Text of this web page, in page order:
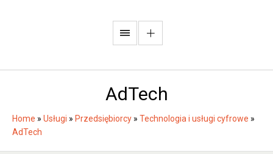
AdTech
Home » Usługi » Przedsiębiorcy » Technologia i usługi cyfrowe »
AdTech